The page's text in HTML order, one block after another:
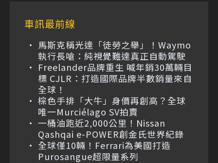
車訊最前線
馬斯克稱光達「徒勞之舉」！Waymo
執行長嗆：純視覺難達真正自動駕駛
Freelander品牌重生 喊年銷30萬輛目
標 CJLR：打造國際品牌半數銷量來自
全球！
棕色手排「大牛」身價再創高？全球
唯一Murciélago SV拍賣
一桶油跑近2,000公里！Nissan
Qashqai e-POWER創金氏世界紀錄
全球僅10輛！Ferrari為美國打造
Purosangue超限量系列